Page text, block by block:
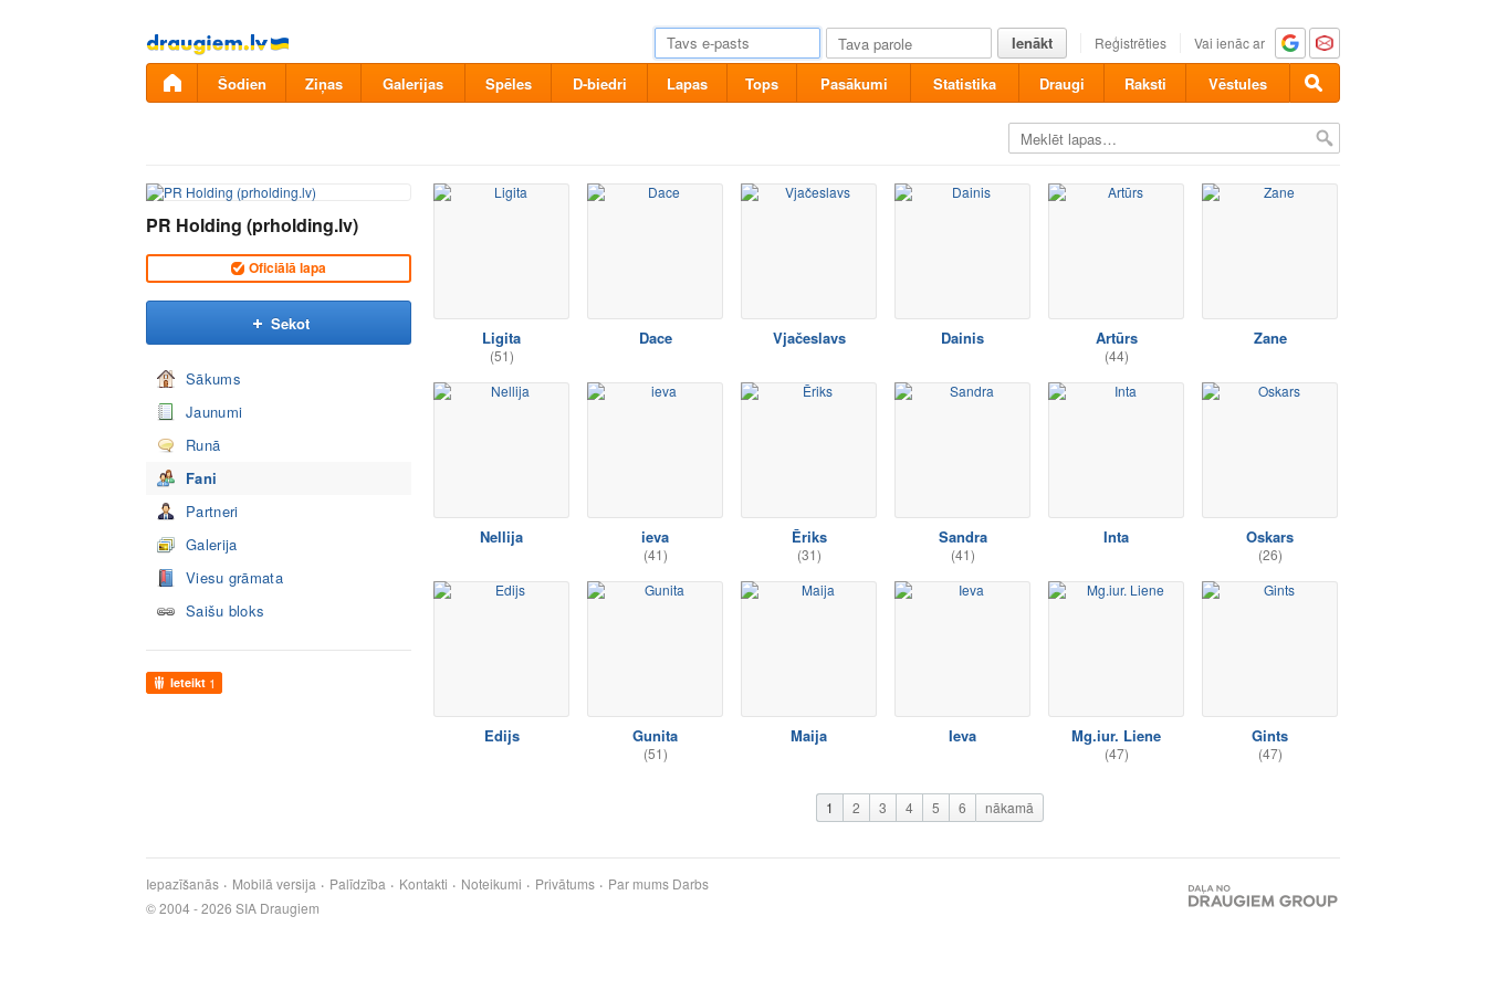
Pāriet
uz
saturu
Ienākt Reģistrēties Vai ienāc ar
Šodien Ziņas Galerijas Spēles D-biedri Lapas Tops Pasākumi Statistika Draugi Raksti Vēstules
PR Holding (prholding.lv)
Oficiālā lapa
Sekot
Sākums
Jaunumi
Runā
Fani
Partneri
Galerija
Viesu grāmata
Saišu bloks
Ieteikt 1
Ligita
(51)
Dace Vjačeslavs Dainis Artūrs
(44)
Zane
Nellija ieva
(41)
Ēriks
(31)
Sandra
(41)
Inta Oskars
(26)
Edijs Gunita
(51)
Maija Ieva Mg.iur. Liene
(47)
Gints
(47)
1 2 3 4 5 6 nākamā
Iepazīšanās Mobilā versija Palīdzība Kontakti Noteikumi Privātums Par mums Darbs
© 2004 - 2026 SIA Draugiem